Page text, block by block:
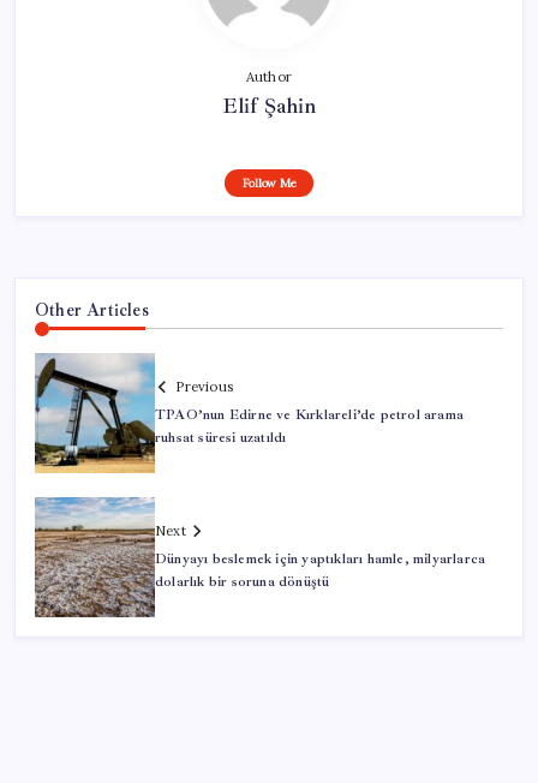
Author
Elif Şahin
Follow Me
Other Articles
Previous
TPAO’nun Edirne ve Kırklareli’de petrol arama
ruhsat süresi uzatıldı
Next
Dünyayı beslemek için yaptıkları hamle, milyarlarca
dolarlık bir soruna dönüştü